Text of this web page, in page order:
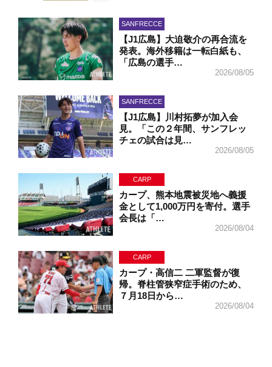
SANFRECCE
【J1広島】大迫敬介の再合流を
発表。海外移籍は一転白紙も、
「広島の選手…
2026/08/05
SANFRECCE
【J1広島】川村拓夢が加入会
見。「この２年間、サンフレッ
チェの試合は見…
2026/08/05
CARP
カープ、熊本地震被災地へ義援
金として1,000万円を寄付。選手
会長は「…
2026/08/04
CARP
カープ・高信二 二軍監督が復
帰。脊柱管狭窄症手術のため、
７月18日から…
2026/08/04